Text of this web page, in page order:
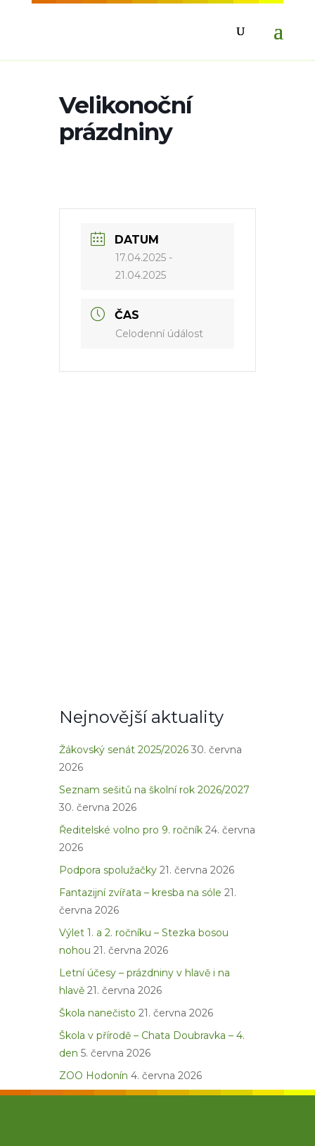
Velikonoční
prázdniny
DATUM
17.04.2025 -
21.04.2025
ČAS
Celodenní údálost
Nejnovější aktuality
Žákovský senát 2025/2026 30. června
2026
Seznam sešitů na školní rok 2026/2027
30. června 2026
Ředitelské volno pro 9. ročník 24. června
2026
Podpora spolužačky 21. června 2026
Fantazijní zvířata – kresba na sóle 21.
června 2026
Výlet 1. a 2. ročníku – Stezka bosou
nohou 21. června 2026
Letní účesy – prázdniny v hlavě i na
hlavě 21. června 2026
Škola nanečisto 21. června 2026
Škola v přírodě – Chata Doubravka – 4.
den 5. června 2026
ZOO Hodonín 4. června 2026